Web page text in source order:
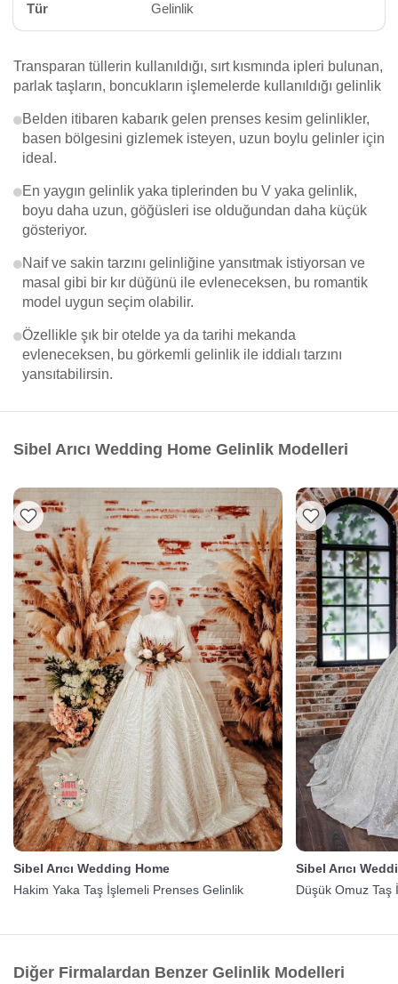
Tür Gelinlik
Transparan tüllerin kullanıldığı, sırt kısmında ipleri bulunan,
parlak taşların, boncukların işlemelerde kullanıldığı gelinlik
Belden itibaren kabarık gelen prenses kesim gelinlikler,
basen bölgesini gizlemek isteyen, uzun boylu gelinler için
ideal.
En yaygın gelinlik yaka tiplerinden bu V yaka gelinlik,
boyu daha uzun, göğüsleri ise olduğundan daha küçük
gösteriyor.
Naif ve sakin tarzını gelinliğine yansıtmak istiyorsan ve
masal gibi bir kır düğünü ile evleneceksen, bu romantik
model uygun seçim olabilir.
Özellikle şık bir otelde ya da tarihi mekanda
evleneceksen, bu görkemli gelinlik ile iddialı tarzını
yansıtabilirsin.
Sibel Arıcı Wedding Home Gelinlik Modelleri
Sibel Arıcı Wedding Home
Hakim Yaka Taş İşlemeli Prenses Gelinlik
Sibel Arıcı
Düşük Omuz Taş
Diğer Firmalardan Benzer Gelinlik Modelleri